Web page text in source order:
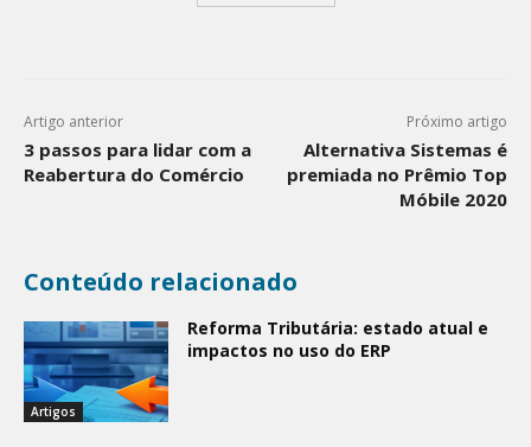
Artigo anterior
3 passos para lidar com a
Reabertura do Comércio
Próximo artigo
Alternativa Sistemas é
premiada no Prêmio Top
Móbile 2020
Conteúdo relacionado
Artigos
Reforma Tributária: estado atual e
impactos no uso do ERP